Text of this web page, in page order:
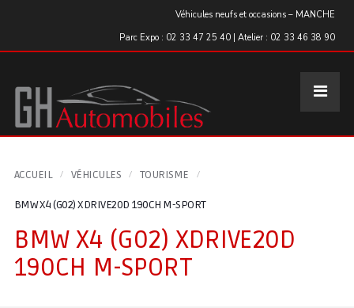
Véhicules neufs et occasions – MANCHE
Parc Expo : 02 33 47 25 40 | Atelier : 02 33 46 38 90
ACCUEIL VÉHICULES TOURISME
BMW X4 (G02) XDRIVE20D 190CH M-SPORT
BMW X4 (G02) XDRIVE20D
190CH M-SPORT
Panneau de gestion des cookies